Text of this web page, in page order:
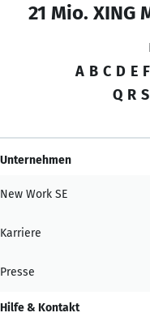
21 Mio. XING
A B C D E F
Q R S
Unternehmen
New Work SE
Karriere
Presse
Hilfe & Kontakt